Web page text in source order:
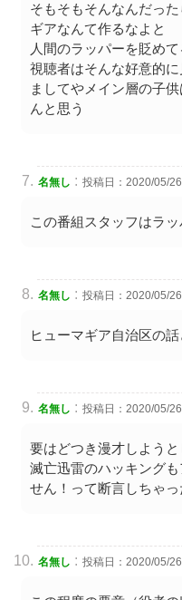
そもそもそんなんだっ
ギアなんて作るなよと
人間のラッパーを貶め
視聴者はそんな好意的
ましてやメイン層の子
んと思う
名無し : 投稿日：2020/05/
この番組スタッフはラ
名無し : 投稿日：2020/05/
ヒューマギア自治区の
名無し : 投稿日：2020/05/
要はどつき漫才しよう
滅亡迅雷のハッキング
せん！って断言しちゃ
名無し : 投稿日：2020/05/